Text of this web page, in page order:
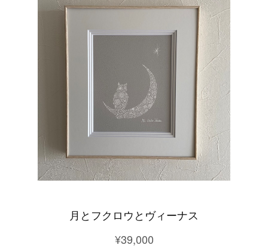
月とフクロウとヴィーナス
¥39,000